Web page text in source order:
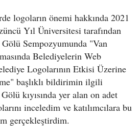
logoların önemi hakkında 2021
Yıl Üniversitesi tarafından
Sempozyumunda "Van
Belediyelerin Web
Logolarının Etkisi Üzerine
başlıklı bildirimin ilgili
kıyısında yer alan on adet
inceledim ve katılımcılara bu
gerçekleştirdim.